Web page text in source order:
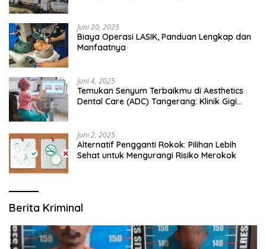
Juni 20, 2025
Biaya Operasi LASIK, Panduan Lengkap dan
Manfaatnya
Juni 4, 2025
Temukan Senyum Terbaikmu di Aesthetics
Dental Care (ADC) Tangerang: Klinik Gigi
Juni 2, 2025
Alternatif Pengganti Rokok: Pilihan Lebih
Sehat untuk Mengurangi Risiko Merokok
Berita Kriminal